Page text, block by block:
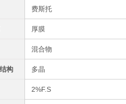
费斯托
厚膜
混合物
构 多晶
2%F.S